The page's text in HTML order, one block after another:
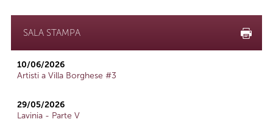
SALA STAMPA
10/06/2026
Artisti a Villa Borghese #3
29/05/2026
Lavinia - Parte V